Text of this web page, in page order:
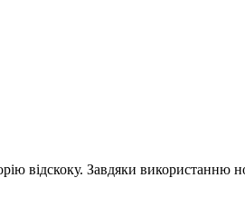
відскоку. Завдяки використанню